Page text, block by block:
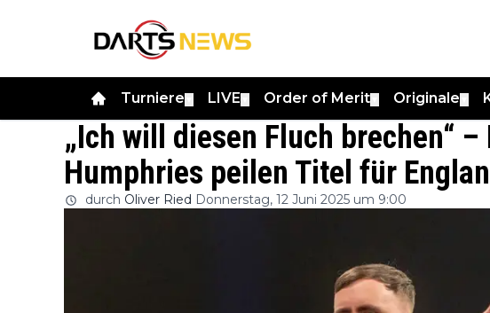
Turniere LIVE Order of Merit Originale
„Ich will diesen Fluch brechen“
Humphries peilen Titel für
durch Oliver Ried Donnerstag, 12 Juni 2025 um 9:00